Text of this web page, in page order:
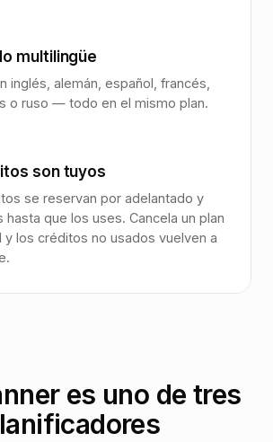
multilingüe
inglés, alemán, español, francés,
o ruso — todo en el mismo plan.
son tuyos
se reservan por adelantado y
hasta que los uses. Cancela un plan
y los créditos no usados vuelven a
es uno de tres